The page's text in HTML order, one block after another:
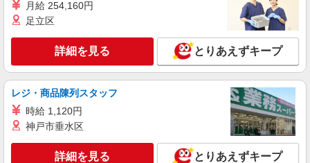
月給 254,160円
足立区
詳細を見る とりあえずキープ
レジ・商品陳列スタッフ
時給 1,120円
神戸市垂水区
詳細を見る とりあえずキープ